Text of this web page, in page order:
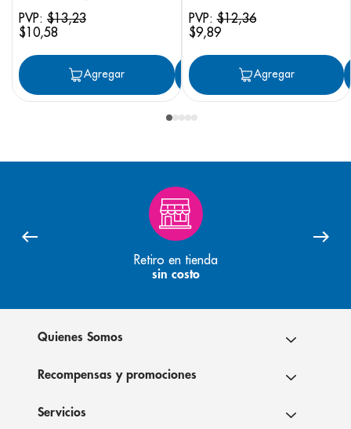
PVP: $13,23
$10,58
Agregar Agregar
PVP:$12,36
$9,89
Agregar
Retiro en tienda
sin costo
Quienes Somos
Recompensas y promociones
Servicios